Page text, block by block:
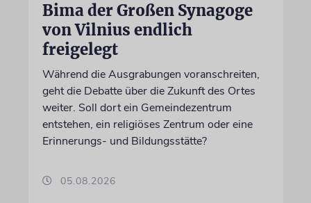
Bima der Großen Synagoge
von Vilnius endlich
freigelegt
Während die Ausgrabungen voranschreiten,
geht die Debatte über die Zukunft des Ortes
weiter. Soll dort ein Gemeindezentrum
entstehen, ein religiöses Zentrum oder eine
Erinnerungs- und Bildungsstätte?
05.08.2026